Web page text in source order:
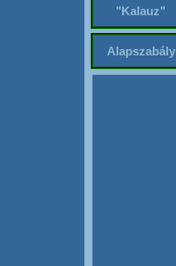
"Kalauz"
Alapszabály